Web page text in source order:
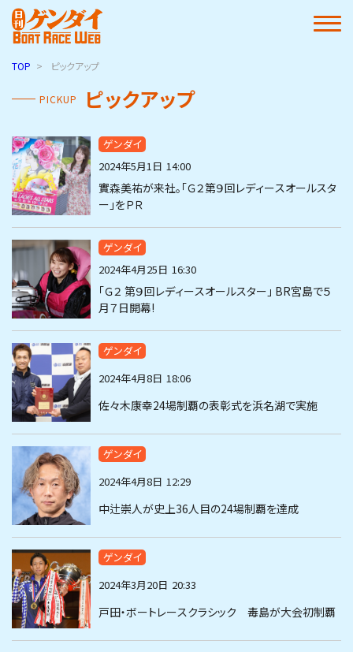
TOP ピックアップ
PICKUP ピックアップ
ゲンダイ
2024年5月1日 14:00
實森美祐が来社。「Ｇ２第９回レディースオールスタ
ー」をＰＲ
ゲンダイ
2024年4月25日 16:30
「Ｇ２ 第９回レディースオールスター」 BR宮島で５
月７日開幕!
ゲンダイ
2024年4月8日 18:06
佐々木康幸24場制覇の表彰式を浜名湖で実施
ゲンダイ
2024年4月8日 12:29
中辻崇人が史上36人目の24場制覇を達成
ゲンダイ
2024年3月20日 20:33
戸田・ボートレースクラシック 毒島が大会初制覇